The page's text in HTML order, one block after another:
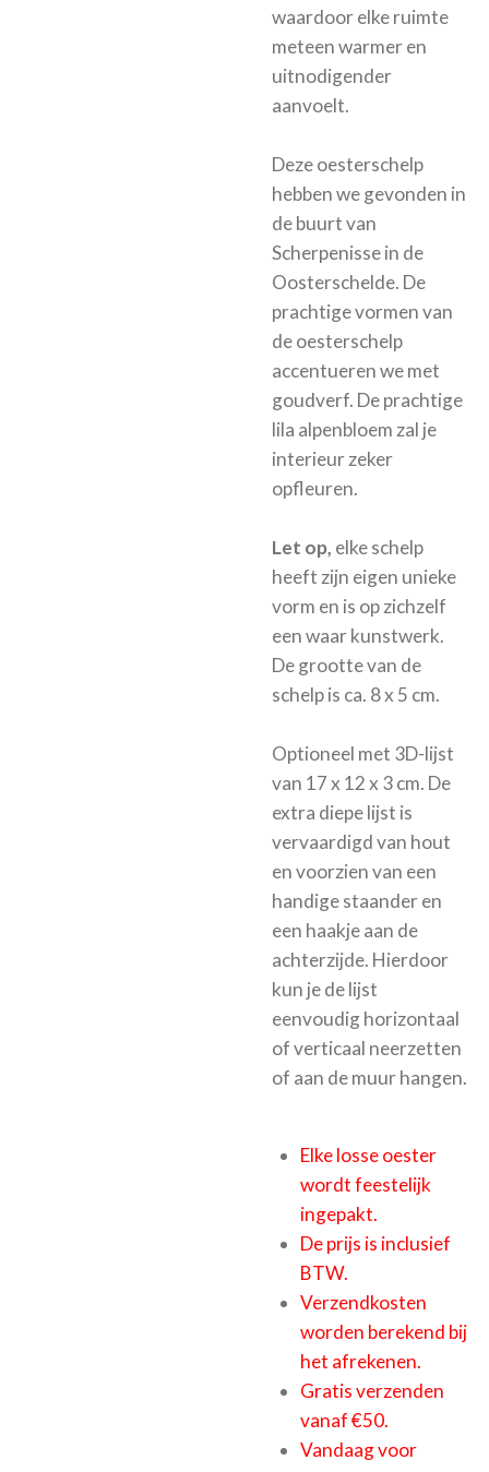
waardoor elke ruimte
meteen warmer en
uitnodigender
aanvoelt.
Deze oesterschelp
hebben we gevonden in
de buurt van
Scherpenisse in de
Oosterschelde. De
prachtige vormen van
de oesterschelp
accentueren we met
goudverf. De prachtige
lila alpenbloem zal je
interieur zeker
opfleuren.
Let op, elke schelp
heeft zijn eigen unieke
vorm en is op zichzelf
een waar kunstwerk.
De grootte van de
schelp is ca. 8 x 5 cm.
Optioneel met 3D-lijst
van 17 x 12 x 3 cm. De
extra diepe lijst is
vervaardigd van hout
en voorzien van een
handige staander en
een haakje aan de
achterzijde. Hierdoor
kun je de lijst
eenvoudig horizontaal
of verticaal neerzetten
of aan de muur hangen.
Elke losse oester
wordt feestelijk
ingepakt.
De prijs is inclusief
BTW.
Verzendkosten
worden berekend bij
het afrekenen.
Gratis verzenden
vanaf €50.
Vandaag voor